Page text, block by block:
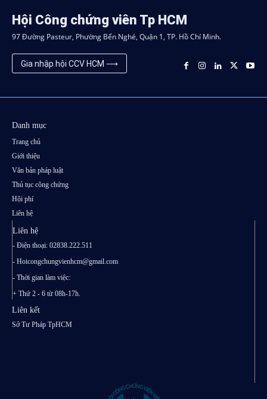
Hội Công chứng viên Tp HCM
97 Đường Pasteur, Phường Bến Nghé, Quận 1, TP. Hồ Chí Minh.
Gia nhập hội CCV HCM ⟶
Danh mục
Trang chủ
Giới thiệu
Văn bản pháp luật
Thủ tục công chứng
Hội phí
Liên hệ
Liên hệ
- Điện thoại: 02838.222.511
- Hoicongchungvienhcm@gmail.com
- Thời gian làm việc:
+ Thứ 2 - 6 từ 08h-17h.
Liên kết
Sở Tư Pháp TpHCM